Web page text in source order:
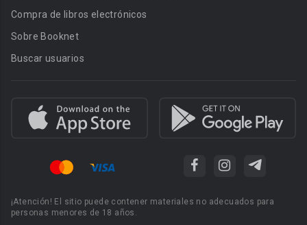
Compra de libros electrónicos
Sobre Booknet
Buscar usuarios
¡Atención! El sitio puede contener materiales no adecuados para
personas menores de 18 años.